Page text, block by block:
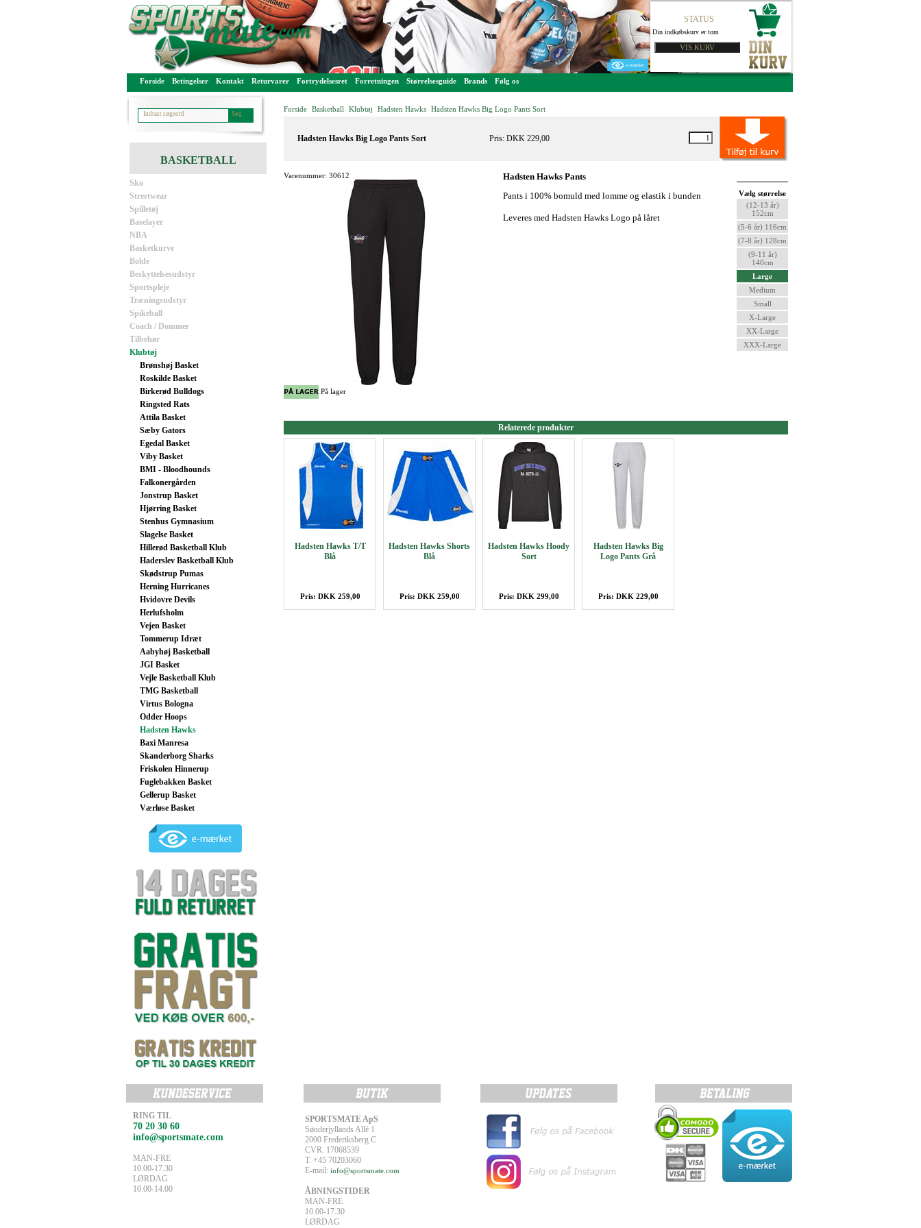
STATUS
Din indkøbskurv er tom
Forside Betingelser Kontakt Returvarer Fortrydelsesret Forretningen Størrelsesguide Brands Følg os
BASKETBALL
Sko
Streetwear
Spilletøj
Baselayer
NBA
Basketkurve
Bolde
Beskyttelsesudstyr
Sportspleje
Træningsudstyr
Spikeball
Coach / Dommer
Tilbehør
Klubtøj
Brønshøj Basket
Roskilde Basket
Birkerød Bulldogs
Ringsted Rats
Attila Basket
Sæby Gators
Egedal Basket
Viby Basket
BMI - Bloodhounds
Falkonergården
Jonstrup Basket
Hjørring Basket
Stenhus Gymnasium
Slagelse Basket
Hillerød Basketball Klub
Haderslev Basketball Klub
Skødstrup Pumas
Herning Hurricanes
Hvidovre Devils
Herlufsholm
Vejen Basket
Tommerup Idræt
Aabyhøj Basketball
JGI Basket
Vejle Basketball Klub
TMG Basketball
Virtus Bologna
Odder Hoops
Hadsten Hawks
Baxi Manresa
Skanderborg Sharks
Friskolen Hinnerup
Fuglebakken Basket
Gellerup Basket
Værløse Basket
Forside Basketball Klubtøj Hadsten Hawks Hadsten Hawks Big Logo Pants Sort
Hadsten Hawks Big Logo Pants Sort Pris: DKK 229,00
Varenummer: 30612
Hadsten Hawks Pants
Pants i 100% bomuld med lomme og elastik i bunden
Leveres med Hadsten Hawks Logo på låret
Vælg størrelse
(12-13 år)
152cm
(5-6 år) 116cm
(7-8 år) 128cm
(9-11 år)
140cm
Large
Medium
Small
X-Large
XX-Large
XXX-Large
På lager
Relaterede produkter
Hadsten Hawks T/T
Blå
Pris: DKK 259,00
Hadsten Hawks Shorts
Blå
Pris: DKK 259,00
Hadsten Hawks Hoody
Sort
Pris: DKK 299,00
Hadsten Hawks Big
Logo Pants Grå
Pris: DKK 229,00
RING TIL
70 20 30 60
info@sportsmate.com
MAN-FRE
10.00-17.30
LØRDAG
10.00-14.00
SPORTSMATE ApS
Sønderjyllands Allé 1
2000 Frederiksberg C
CVR. 17068539
T. +45 70203060
E-mail: info@sportsmate.com
ÅBNINGSTIDER
MAN-FRE
10.00-17.30
LØRDAG